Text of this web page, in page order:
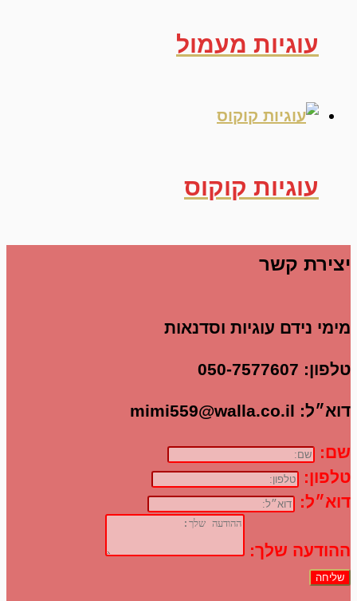
עוגיות מעמול
עוגיות קוקוס
יצירת קשר
מימי נידם עוגיות וסדנאות
טלפון:
דוא״ל:
שם:
טלפון:
דוא״ל:
ההודעה שלך:
שליחה